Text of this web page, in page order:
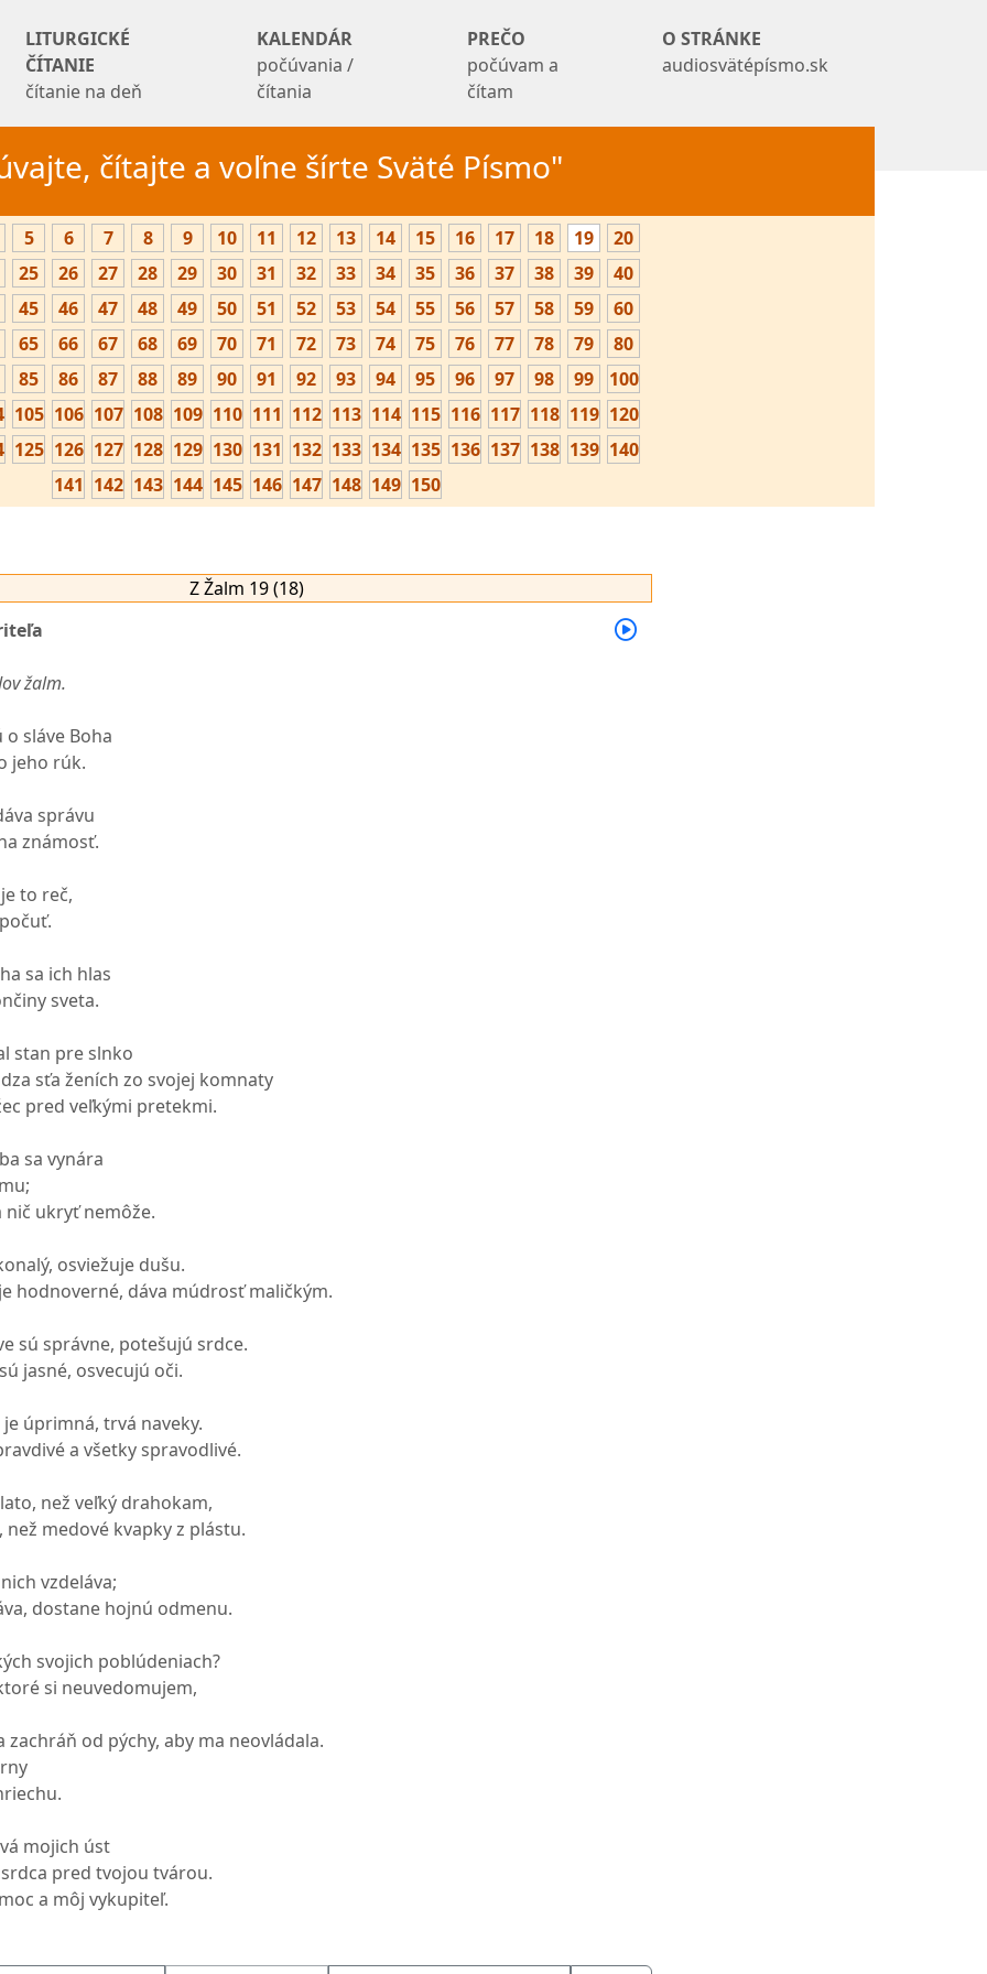
LITURGICKÉ
ČÍTANIE
čítanie na deň
KALENDÁR
počúvania /
čítania
PREČO
počúvam a
čítam
O STRÁNKE
audiosvätépísmo.sk
čítajte a voľne šírte Sväté Písmo"
5 6 7 8 9 10 11 12 13 14 15 16 17 18 19
20
25
26 27 28 29 30 31 32 33 34 35 36 37 38 39
40
45
46 47 48 49 50 51 52 53 54 55 56 57 58 59
60
65
66 67 68 69 70 71 72 73 74 75 76 77 78 79
80
85
86 87 88 89 90 91 92 93 94 95 96 97 98 99
100
105 106 107 108 109 110 111 112 113 114 115 116 117 118 119 120
125 126 127 128 129 130 131 132 133 134 135 136 137 138 139 140
141 142 143 144 145 146 147 148 149 150
Z Žalm 19 (18)
žalm.
sláve Boha
jeho rúk.
správu
známosť.
to reč,
sa ich hlas
sveta.
stan pre slnko
sťa ženích zo svojej komnaty
pred veľkými pretekmi.
sa vynára
ukryť nemôže.
osviežuje dušu.
hodnoverné, dáva múdrosť maličkým.
sú správne, potešujú srdce.
jasné, osvecujú oči.
úprimná, trvá naveky.
a všetky spravodlivé.
než veľký drahokam,
než medové kvapky z plástu.
vzdeláva;
dostane hojnú odmenu.
svojich poblúdeniach?
si neuvedomujem,
od pýchy, aby ma neovládala.
mojich úst
pred tvojou tvárou.
a môj vykupiteľ.